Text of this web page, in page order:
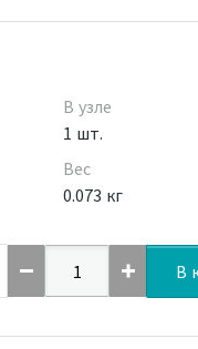
В узле
1 шт.
Вес
0.073 кг
В